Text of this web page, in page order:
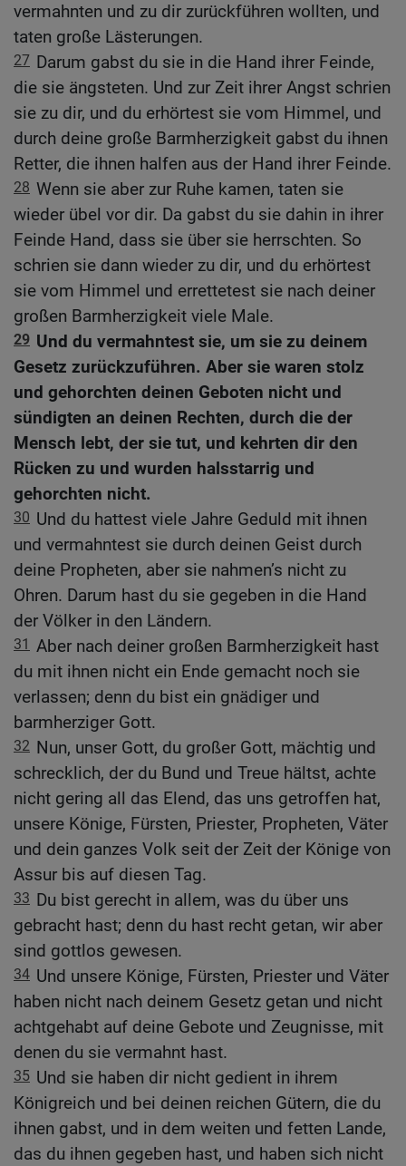
vermahnten und zu dir zurückführen wollten, und
taten große Lästerungen.
27 Darum gabst du sie in die Hand ihrer Feinde,
die sie ängsteten. Und zur Zeit ihrer Angst schrien
sie zu dir, und du erhörtest sie vom Himmel, und
durch deine große Barmherzigkeit gabst du ihnen
Retter, die ihnen halfen aus der Hand ihrer Feinde.
28 Wenn sie aber zur Ruhe kamen, taten sie
wieder übel vor dir. Da gabst du sie dahin in ihrer
Feinde Hand, dass sie über sie herrschten. So
schrien sie dann wieder zu dir, und du erhörtest
sie vom Himmel und errettetest sie nach deiner
großen Barmherzigkeit viele Male.
29 Und du vermahntest sie, um sie zu deinem
Gesetz zurückzuführen. Aber sie waren stolz
und gehorchten deinen Geboten nicht und
sündigten an deinen Rechten, durch die der
Mensch lebt, der sie tut, und kehrten dir den
Rücken zu und wurden halsstarrig und
gehorchten nicht.
30 Und du hattest viele Jahre Geduld mit ihnen
und vermahntest sie durch deinen Geist durch
deine Propheten, aber sie nahmen’s nicht zu
Ohren. Darum hast du sie gegeben in die Hand
der Völker in den Ländern.
31 Aber nach deiner großen Barmherzigkeit hast
du mit ihnen nicht ein Ende gemacht noch sie
verlassen; denn du bist ein gnädiger und
barmherziger Gott.
32 Nun, unser Gott, du großer Gott, mächtig und
schrecklich, der du Bund und Treue hältst, achte
nicht gering all das Elend, das uns getroffen hat,
unsere Könige, Fürsten, Priester, Propheten, Väter
und dein ganzes Volk seit der Zeit der Könige von
Assur bis auf diesen Tag.
33 Du bist gerecht in allem, was du über uns
gebracht hast; denn du hast recht getan, wir aber
sind gottlos gewesen.
34 Und unsere Könige, Fürsten, Priester und Väter
haben nicht nach deinem Gesetz getan und nicht
achtgehabt auf deine Gebote und Zeugnisse, mit
denen du sie vermahnt hast.
35 Und sie haben dir nicht gedient in ihrem
Königreich und bei deinen reichen Gütern, die du
ihnen gabst, und in dem weiten und fetten Lande,
das du ihnen gegeben hast, und haben sich nicht